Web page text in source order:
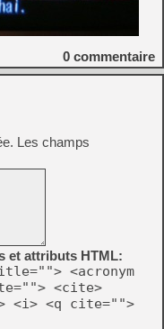
0 commentaire
Les champs
et attributs HTML:
<acronym
<cite>
<i> <q cite="">